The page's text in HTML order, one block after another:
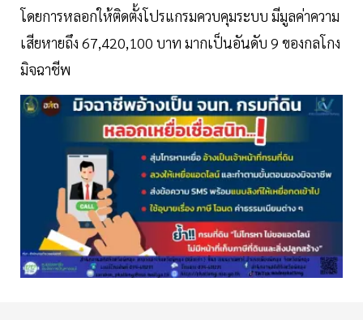
โดยการหลอกให้ติดตั้งโปรแกรมควบคุมระบบ มีมูลค่าความ
เสียหายถึง 67,420,100 บาท มากเป็นอันดับ 9 ของกลโกง
มิจฉาชีพ